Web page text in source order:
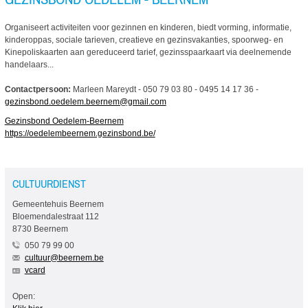
Organiseert activiteiten voor gezinnen en kinderen, biedt vorming, informatie,
kinderoppas, sociale tarieven, creatieve en gezinsvakanties, spoorweg- en
Kinepoliskaarten aan gereduceerd tarief, gezinsspaarkaart via deelnemende
handelaars...
Contactpersoon: Marleen Mareydt - 050 79 03 80 - 0495 14 17 36 -
gezinsbond.oedelem.beernem@gmail.com
Gezinsbond Oedelem-Beernem
https://oedelembeernem.gezinsbond.be/
CULTUURDIENST
Gemeentehuis Beernem
Bloemendalestraat 112
8730 Beernem
050 79 99 00
cultuur@beernem.be
vcard
Open: